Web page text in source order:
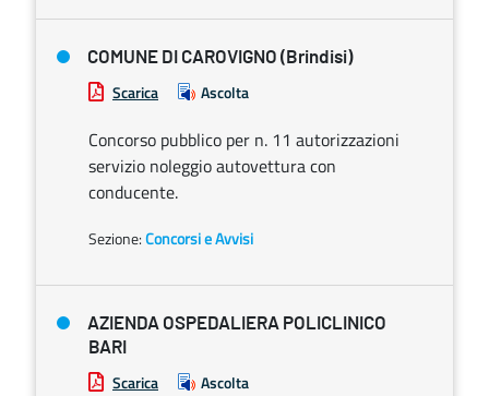
COMUNE DI CAROVIGNO (Brindisi)
Scarica Ascolta
Concorso pubblico per n. 11 autorizzazioni
servizio noleggio autovettura con
conducente.
Sezione:Concorsi e Avvisi
AZIENDA OSPEDALIERA POLICLINICO
BARI
Scarica Ascolta